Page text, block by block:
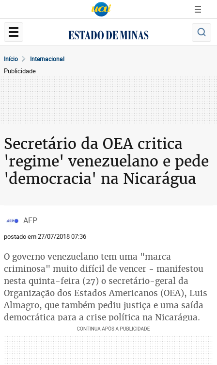
Início Internacional
Publicidade
Secretário da OEA critica
'regime' venezuelano e pede
'democracia' na Nicarágua
AFP
postado em 27/07/2018 07:36
O governo venezuelano tem uma "marca
criminosa" muito difícil de vencer - manifestou
nesta quinta-feira (27) o secretário-geral da
Organização dos Estados Americanos (OEA), Luis
Almagro, que também pediu justiça e uma saída
democrática para a crise política na Nicarágua.